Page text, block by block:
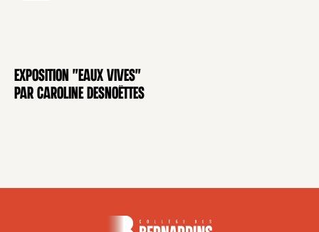
EXPOSITION
Exposition "Eaux Vives"
par Caroline Desnoëttes